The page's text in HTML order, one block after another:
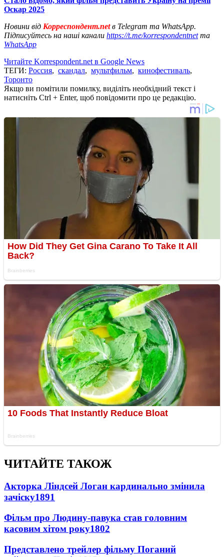
Оскар 2025
Новини від Корреспондент.netв Telegram та WhatsApp.
Підписуйтесь на наші канали https://t.me/korrespondentnetта
WhatsApp
Читайте Korrespondent.net в Google News
ТЕГИ: Россия, скандал, мультфильм, кинофестиваль,
Торонто
Якщо ви помітили помилку, виділіть необхідний текст і
натисніть Ctrl + Enter, щоб повідомити про це редакцію.
ЧИТАЙТЕ ТАКОЖ
Акторка Ліндсей Логан кардинально змінила
зачіску1891
Фільм про Людину-павука став головним
касовим хітом року1802
Представлено трейлер фільму Поганий